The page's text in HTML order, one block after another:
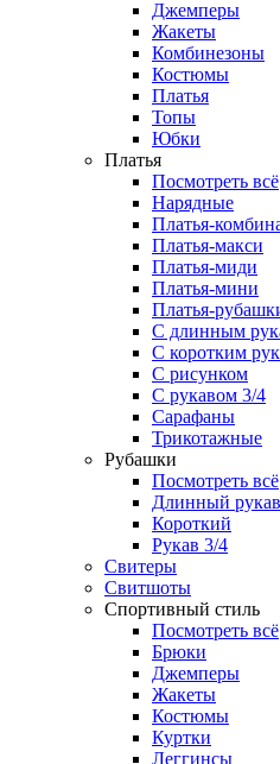
Джемперы
Жакеты
Комбинезоны
Костюмы
Платья
Топы
Юбки
Платья
Посмотреть всё
Нарядные
Платья-
Платья-макси
Платья-миди
Платья-мини
Платья-
С длинным
С коротким
С рисунком
С рукавом 3/4
Сарафаны
Трикотажные
Рубашки
Посмотреть всё
Длинный рукав
Короткий
Рукав 3/4
Свитеры
Свитшоты
Спортивный стиль
Посмотреть всё
Брюки
Джемперы
Жакеты
Костюмы
Куртки
Леггинсы